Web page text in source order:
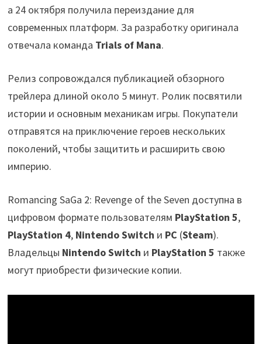
а 24 октября получила переиздание для
современных платформ. За разработку оригинала
отвечала команда Trials of Mana.
Релиз сопровождался публикацией обзорного
трейлера длиной около 5 минут. Ролик посвятили
истории и основным механикам игры. Покупатели
отправятся на приключение героев нескольких
поколений, чтобы защитить и расширить свою
империю.
Romancing SaGa 2: Revenge of the Seven доступна в
цифровом формате пользователям PlayStation 5,
PlayStation 4, Nintendo Switch и PC (Steam).
Владельцы Nintendo Switch и PlayStation 5 также
могут приобрести физические копии.